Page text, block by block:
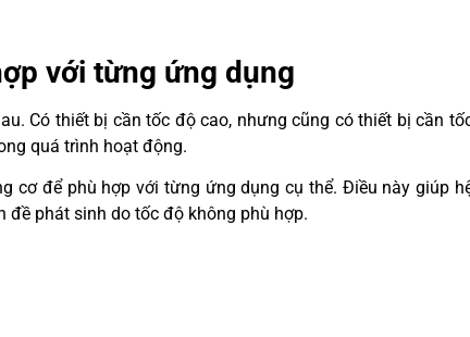
với từng ứng dụng
Có thiết bị cần tốc độ cao, nhưng cũng có thiết bị cần
quá trình hoạt động.
cơ để phù hợp với từng ứng dụng cụ thể. Điều này giúp
đề phát sinh do tốc độ không phù hợp.